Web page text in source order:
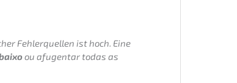
Fehler­quel­len ist hoch. Eine
ou afugen­tar todas as